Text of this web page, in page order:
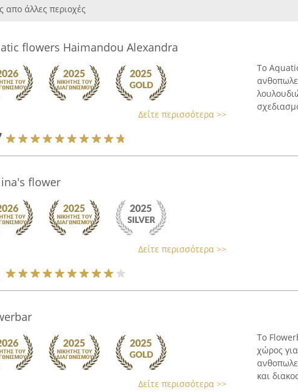
απο άλλες περιοχές
flowers Haimandou Alexandra
Δείτε περισσότερα >>
Το
flower
Δείτε περισσότερα >>
Δείτε περισσότερα >>
Το
χώρος
και